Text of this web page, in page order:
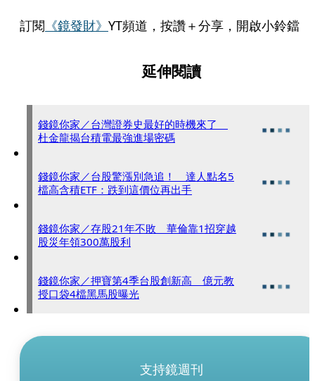
訂閱 《鏡發財》 YT頻道，按讚＋分享，開啟小鈴鐺
延伸閱讀
錢鏡你家／台灣證券史最好的時機來了
杜金龍揭台積電最強進場密碼
錢鏡你家／台股驚漲別急追！ 達人點名5
檔高含積ETF：跌到這價位再出手
錢鏡你家／存股21年不敗 華倫靠1招穿越
股災年領300萬股利
錢鏡你家／押寶第4季台股創新高 億元教
授口袋4檔黑馬股曝光
支持鏡週刊